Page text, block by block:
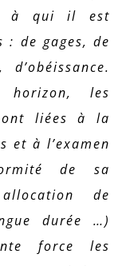
à qui il est
: de gages, de
les
liées à la
et à l’examen
de sa
de
durée …)
force les